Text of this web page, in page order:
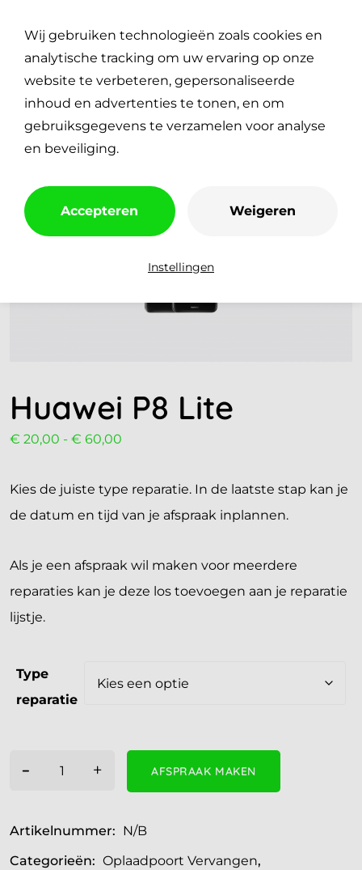
€0,00Plan je reparatie
Huawei P8 Lite
€ 20,00 - € 60,00
Kies de juiste type reparatie. In de laatste stap kan je
de datum en tijd van je afspraak inplannen.
Als je een afspraak wil maken voor meerdere
reparaties kan je deze los toevoegen aan je reparatie
lijstje.
Type
reparatie
- + AFSPRAAK MAKEN
Artikelnummer: N/B
Categorieën: Oplaadpoort Vervangen,
Wij gebruiken technologieën zoals cookies en
analytische tracking om uw ervaring op onze
website te verbeteren, gepersonaliseerde
inhoud en advertenties te tonen, en om
gebruiksgegevens te verzamelen voor analyse
en beveiliging.
Accepteren Weigeren
Instellingen